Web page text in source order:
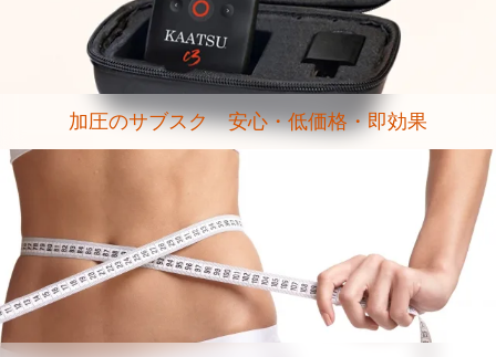
加圧のサブスク 安心・低価格・即効果